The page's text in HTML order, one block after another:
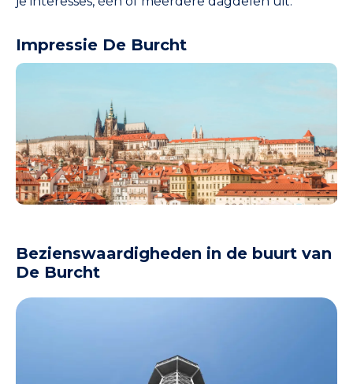
Impressie De Burcht
Bezienswaardigheden in de buurt van
De Burcht